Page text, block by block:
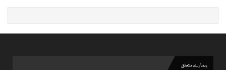
ہمارے متعلق